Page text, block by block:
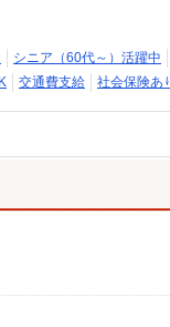
シニア（60代～）活躍中
交通費支給 社会保険あ